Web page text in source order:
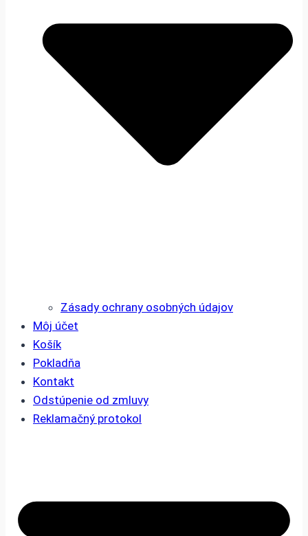
Zásady ochrany osobných údajov
Môj účet
Košík
Pokladňa
Kontakt
Odstúpenie od zmluvy
Reklamačný protokol